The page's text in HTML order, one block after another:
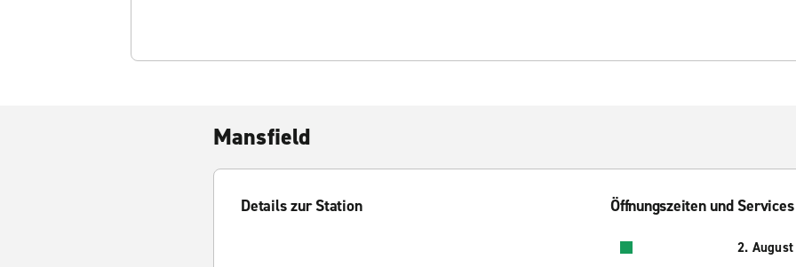
Mansfield
Details zur Station Öffnungszeiten und Services
2.